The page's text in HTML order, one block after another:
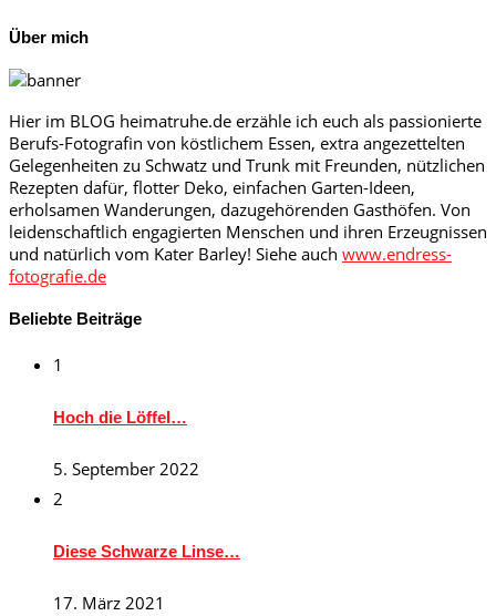
Über mich
Hier im BLOG heimatruhe.de erzähle ich euch als passionierte
Berufs-Fotografin von köstlichem Essen, extra angezettelten
Gelegenheiten zu Schwatz und Trunk mit Freunden, nützlichen
Rezepten dafür, flotter Deko, einfachen Garten-Ideen,
erholsamen Wanderungen, dazugehörenden Gasthöfen. Von
leidenschaftlich engagierten Menschen und ihren Erzeugnissen
und natürlich vom Kater Barley! Siehe auch www.endress-
fotografie.de
Beliebte Beiträge
1
Hoch die Löffel…
5. September 2022
2
Diese Schwarze Linse…
17. März 2021